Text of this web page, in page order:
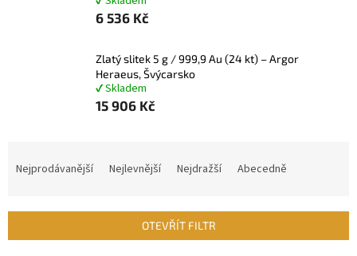
6 536 Kč
Zlatý slitek 5 g / 999,9 Au (24 kt) – Argor
Heraeus, Švýcarsko
✔ Skladem
15 906 Kč
í
Nejprodávanější Nejlevnější Nejdražší Abecedně
OTEVŘÍT FILTR